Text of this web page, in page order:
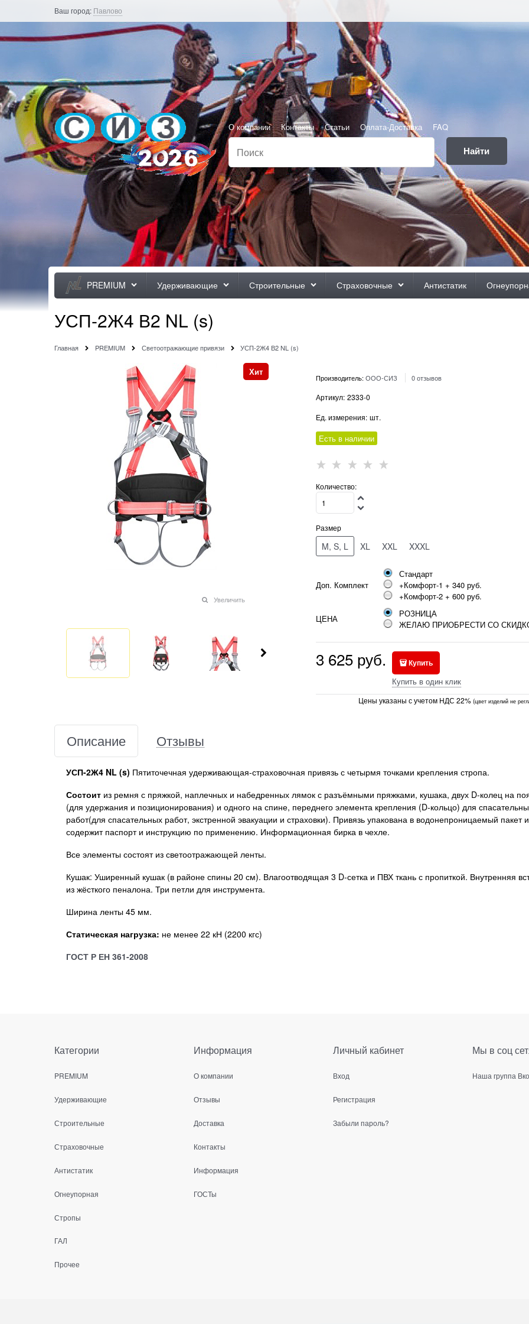
Ваш город: Павлово
О компании Контакты Статьи Оплата-Доставка FAQ
Найти
PREMIUM Удерживающие Строительные Страховочные Антистатик
УСП-2Ж4 В2 NL (s)
Главная PREMIUM Светоотражающие привязи УСП-2Ж4 В2 NL (s)
Хит
Увеличить
Производитель: ООО-СИЗ 0 отзывов
Артикул: 2333-0
Ед. измерения: шт.
Есть в наличии
Количество:
Размер
M, S, L XL XXL XXXL
Доп. Комплект
Стандарт
+Комфорт-1 + 340 руб.
+Комфорт-2 + 600 руб.
ЦЕНА
РОЗНИЦА
ЖЕЛАЮ ПРИОБРЕСТИ СО
3 625 руб. Купить
Купить в один клик
Цены указаны с учетом НДС 22% (цвет изделий не
Описание Отзывы
УСП-2Ж4 NL (s) Пятиточечная удерживающая-страховочная привязь с четырмя точками крепления стропа.
Состоит из ремня с пряжкой, наплечных и набедренных лямок с разъёмными пряжками, кушака, двух D-колец на
(для удержания и позиционирования) и одного на спине, переднего элемента крепления (D-кольцо) для
работ(для спасательных работ, экстренной эвакуации и страховки). Привязь упакована в водонепроницаемый пакет и
содержит паспорт и инструкцию по применению. Информационная бирка в чехле.
Все элементы состоят из светоотражающей ленты.
Кушак: Уширенный кушак (в районе спины 20 см). Влагоотводящая 3 D-сетка и ПВХ ткань с пропиткой. Внутренняя
из жёсткого пеналона. Три петли для инструмента.
Ширина ленты 45 мм.
Статическая нагрузка: не менее 22 кН (2200 кгс)
ГОСТ Р ЕН 361-2008
Категории
PREMIUM
Удерживающие
Строительные
Страховочные
Антистатик
Огнеупорная
Стропы
ГАЛ
Прочее
Информация
О компании
Отзывы
Доставка
Контакты
Информация
ГОСТы
Личный кабинет
Вход
Регистрация
Забыли пароль?
Мы в соц
Наша группа